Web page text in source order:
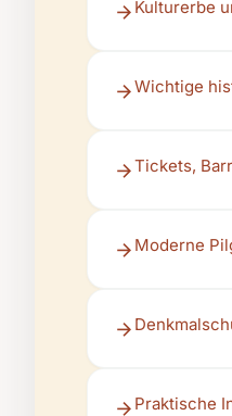
Kulturerbe
Wichtige
Tickets,
Moderne
Praktische